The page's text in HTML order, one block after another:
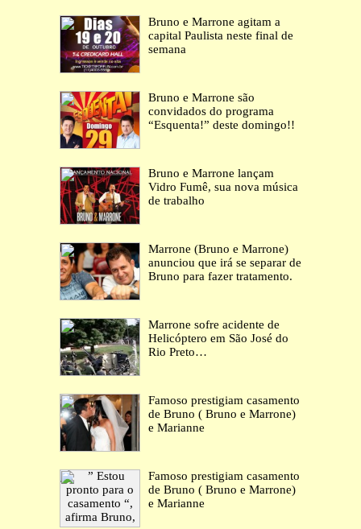
Bruno e Marrone agitam a
capital Paulista neste final de
semana
Bruno e Marrone são
convidados do programa
“Esquenta!” deste domingo!!
Bruno e Marrone lançam
Vidro Fumê, sua nova música
de trabalho
Marrone (Bruno e Marrone)
anunciou que irá se separar de
Bruno para fazer tratamento.
Marrone sofre acidente de
Helicóptero em São José do
Rio Preto…
Famoso prestigiam casamento
de Bruno ( Bruno e Marrone)
e Marianne
Famoso prestigiam casamento
de Bruno ( Bruno e Marrone)
e Marianne